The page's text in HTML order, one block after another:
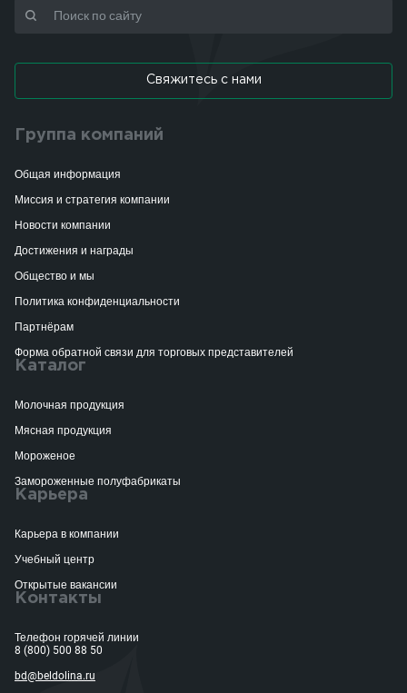
Свяжитесь с нами
Группа компаний
Общая информация
Миссия и стратегия компании
Новости компании
Достижения и награды
Общество и мы
Политика конфиденциальности
Партнёрам
Форма обратной связи для торговых представителей
Каталог
Молочная продукция
Мясная продукция
Мороженое
Замороженные полуфабрикаты
Карьера
Карьера в компании
Учебный центр
Открытые вакансии
Контакты
Телефон горячей линии
8 (800) 500 88 50
bd@beldolina.ru